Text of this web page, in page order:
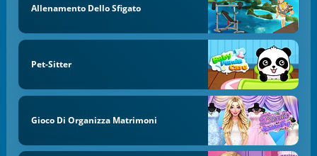
Allenamento Dello Sfigato
Pet-Sitter
Gioco Di Organizza Matrimoni